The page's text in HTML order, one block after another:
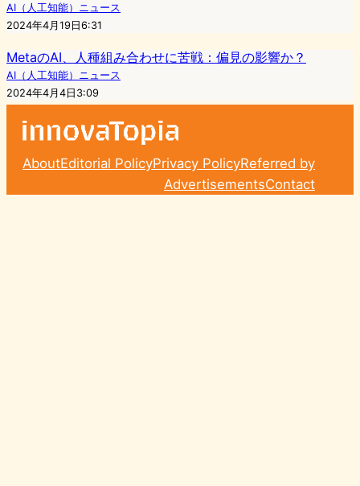
AI（人工知能）ニュース
2024年4月19日6:31
MetaのAI、人種組み合わせに苦戦：偏見の影響か？
AI（人工知能）ニュース
2024年4月4日3:09
AboutEditorial PolicyPrivacy PolicyReferred by
AdvertisementsContact